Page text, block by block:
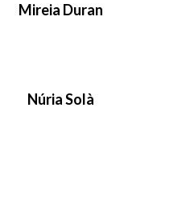
Mireia Duran
Núria Solà